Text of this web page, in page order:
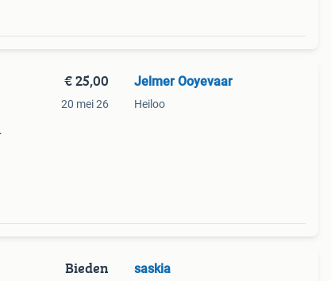
€ 25,00
20 mei 26
Jelmer Ooyevaar
Heiloo
Bieden saskia